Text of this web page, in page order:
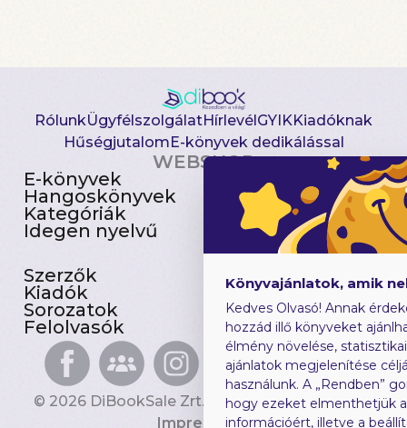
RólunkÜgyfélszolgálatHírlevélGYIKKiadóknak
HűségjutalomE-könyvek dedikálással
WEBSHOP
E-könyvek
Hangoskönyvek
Kategóriák
Idegen nyelvű
Csomagajánlatok
Akciósak
Előjegyezhetők
Újdonságok
Szerzők
Kiadók
Sorozatok
Felolvasók
Gyerekkönyvek
Heti toplista
Ajándékutalvány
Blog
© 2026 DiBookSale Zrt. Minden jog fenntartva.
Impresszum
Könyvajánlatok, amik
Kedves Olvasó! Annak
hozzád illő könyveket
élmény növelése,
ajánlatok megjelenítése
használunk. A „Rendben”
hogy ezeket elmenthetjük
információért, illetve a